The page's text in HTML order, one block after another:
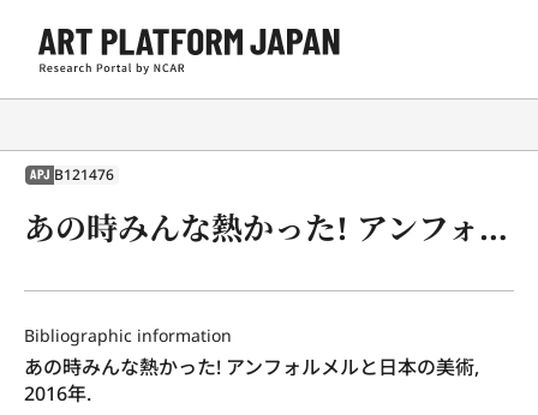
APJ B121476
あの時みんな熱かった! アンフォルメルと日本の美術, 2016年.
Bibliographic information
あの時みんな熱かった! アンフォルメルと日本の美術,
2016年.